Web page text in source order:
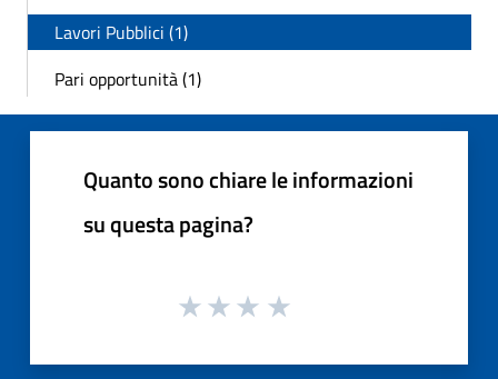
Lavori Pubblici (1)
Pari opportunità (1)
Quanto sono chiare le informazioni
su questa pagina?